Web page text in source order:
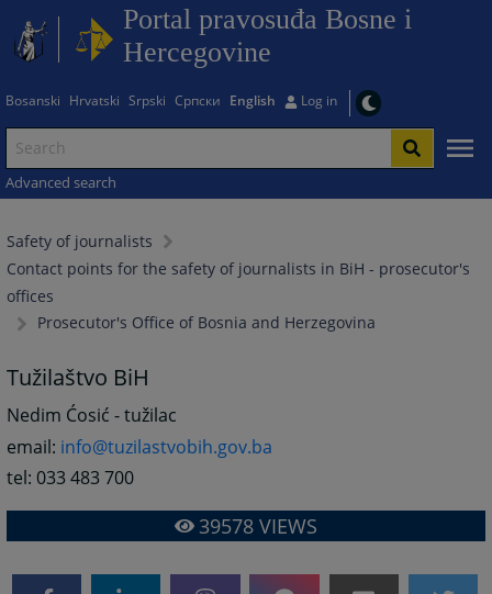
Portal pravosuđa Bosne i
Hercegovine
Bosanski Hrvatski Srpski Српски English Log in
Advanced search
Safety of journalists
Contact points for the safety of journalists in BiH - prosecutor's
offices
Prosecutor's Office of Bosnia and Herzegovina
Tužilaštvo BiH
Nedim Ćosić - tužilac
email: info@tuzilastvobih.gov.ba
tel: 033 483 700
39578 VIEWS